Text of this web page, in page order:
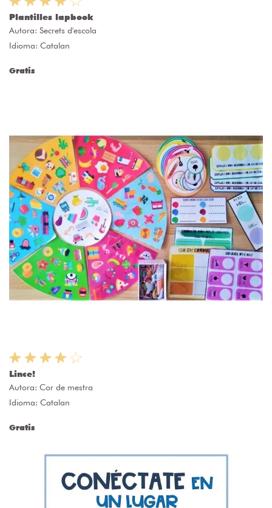
Plantilles lapbook
Autora: Secrets d'escola
Idioma: Catalan
Gratis
Lince!
Autora: Cor de mestra
Idioma: Catalan
Gratis